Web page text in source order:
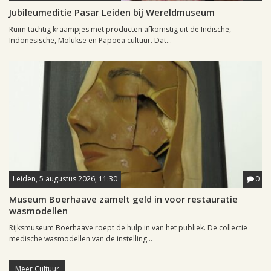
Jubileumeditie Pasar Leiden bij Wereldmuseum
Ruim tachtig kraampjes met producten afkomstig uit de Indische,
Indonesische, Molukse en Papoea cultuur. Dat...
Leiden, 5 augustus 2026, 11:30 0
Museum Boerhaave zamelt geld in voor restauratie
wasmodellen
Rijksmuseum Boerhaave roept de hulp in van het publiek. De collectie
medische wasmodellen van de instelling...
Meer Cultuur